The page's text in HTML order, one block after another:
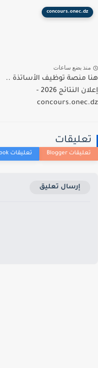
concours.onec.dz
بضع ساعات
منصة توظيف الأساتذة ..
إعلان النتائج 2026 -
إرسال تعليق